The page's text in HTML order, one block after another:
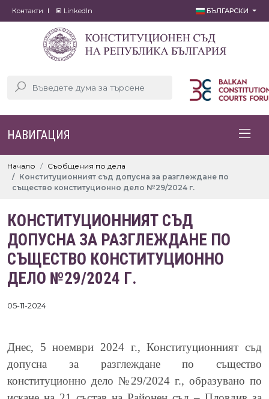
Контакти LinkedIn БЪЛГАРСКИ
НАВИГАЦИЯ
Начало
Съобщения по дела
Конституционният съд допусна за разглеждане по
същество конституционно дело №29/2024 г.
КОНСТИТУЦИОННИЯТ СЪД
ДОПУСНА ЗА РАЗГЛЕЖДАНЕ ПО
СЪЩЕСТВО КОНСТИТУЦИОННО
ДЕЛО №29/2024 Г.
05-11-2024
Днес, 5 ноември 2024 г., Конституционният съд
допусна за разглеждане по същество
конституционно дело №29/2024 г., образувано по